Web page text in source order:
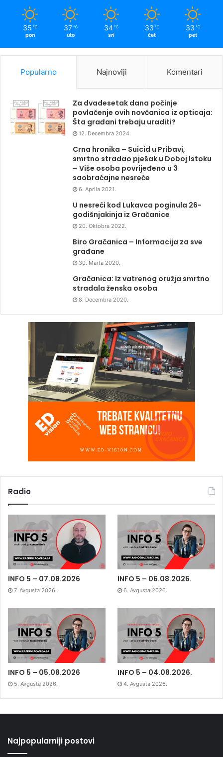
35 ℃
pon
37 ℃
uto
34 ℃
sri
33 ℃
čet
33 ℃
pet
Popularno Najnoviji Komentari
Za dvadesetak dana počinje
povlačenje ovih novčanica iz opticaja:
Šta građani trebaju uraditi?
12. Decembra 2024.
Crna hronika – Suicid u Pribavi,
smrtno stradao pješak u Doboj Istoku
– Više osoba povrijeđeno u 3
saobraćajne nesreće
6. Aprila 2021.
U nesreći kod Lukavca poginula 26-
godišnjakinja iz Gračanice
20. Oktobra 2022.
Biro Gračanica – Informacija za sve
građane
30. Marta 2020.
Gračanica: Iz vatrenog oružja smrtno
stradala ženska osoba
8. Decembra 2020.
Radio
INFO 5 – 07.08.2026
7. Avgusta 2026.
INFO 5 – 06.08.2026.
6. Avgusta 2026.
INFO 5 – 05.08.2026
5. Avgusta 2026.
INFO 5 – 04.08.2026.
4. Avgusta 2026.
Najpopularniji postovi